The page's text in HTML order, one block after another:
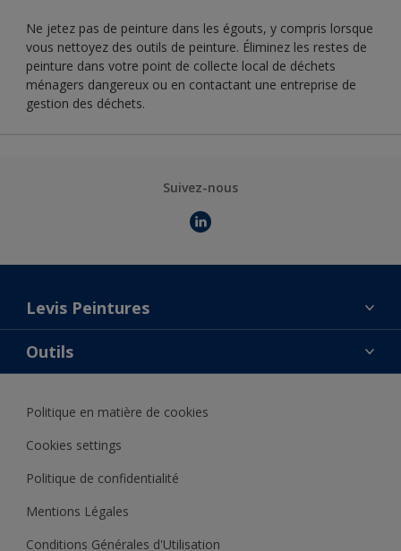
Ne jetez pas de peinture dans les égouts, y compris lorsque
vous nettoyez des outils de peinture. Éliminez les restes de
peinture dans votre point de collecte local de déchets
ménagers dangereux ou en contactant une entreprise de
gestion des déchets.
Suivez-nous
Levis Peintures
La marque
Contact
Trouver un produit
Outils
Notre catalogue
Politique en matière de cookies
Cookies settings
Politique de confidentialité
Mentions Légales
Conditions Générales d'Utilisation